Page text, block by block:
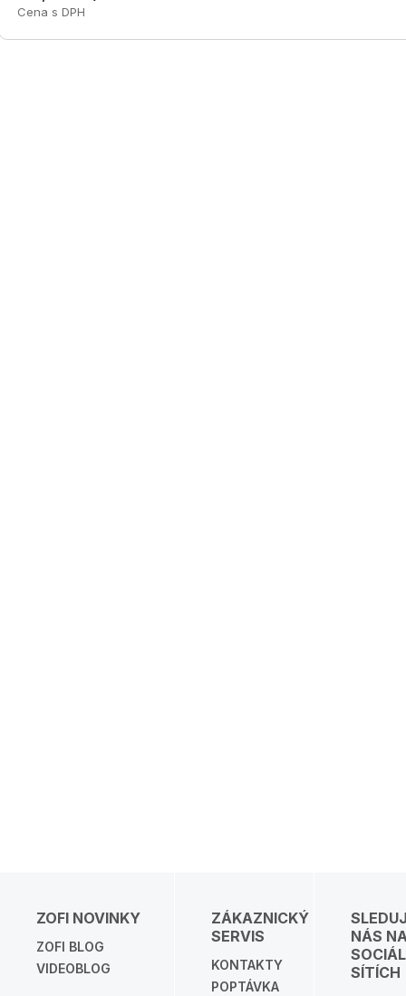
Cena s DPH
ZOFI NOVINKY
ZOFI BLOG
VIDEOBLOG
ZÁKAZNICKÝ
SERVIS
KONTAKTY
POPTÁVKA
NÁS
SÍTÍCH